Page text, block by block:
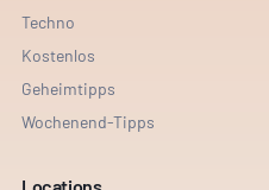
Techno
Kostenlos
Geheimtipps
Wochenend-Tipps